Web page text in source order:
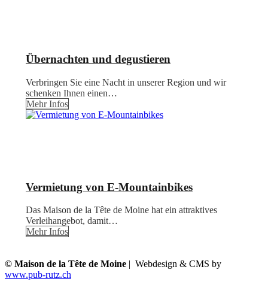
Übernachten und degustieren
Verbringen Sie eine Nacht in unserer Region und wir
schenken Ihnen einen…
Mehr Infos
Vermietung von E-Mountainbikes
Das Maison de la Tête de Moine hat ein attraktives
Verleihangebot, damit…
Mehr Infos
© Maison de la Tête de Moine | Webdesign & CMS by
www.pub-rutz.ch